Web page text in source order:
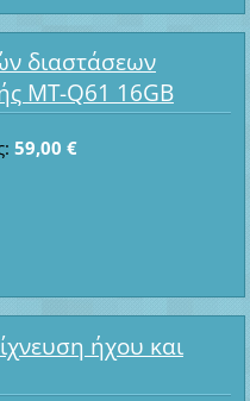
διαστάσεων
MT-Q61 16GB
59,00 €
ήχου και